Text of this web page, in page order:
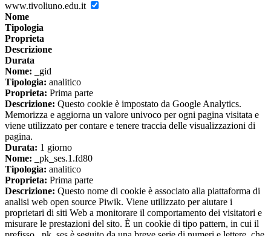
www.tivoliuno.edu.it
Nome
Tipologia
Proprieta
Descrizione
Durata
Nome: _gid
Tipologia: analitico
Proprieta: Prima parte
Descrizione: Questo cookie è impostato da Google Analytics.
Memorizza e aggiorna un valore univoco per ogni pagina visitata e
viene utilizzato per contare e tenere traccia delle visualizzazioni di
pagina.
Durata: 1 giorno
Nome: _pk_ses.1.fd80
Tipologia: analitico
Proprieta: Prima parte
Descrizione: Questo nome di cookie è associato alla piattaforma di
analisi web open source Piwik. Viene utilizzato per aiutare i
proprietari di siti Web a monitorare il comportamento dei visitatori e
misurare le prestazioni del sito. È un cookie di tipo pattern, in cui il